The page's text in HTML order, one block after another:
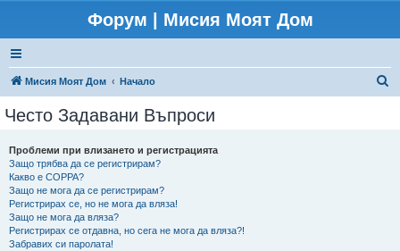
Форум | Мисия Моят Дом
Мисия Моят Дом Начало
Често Задавани Въпроси
Проблеми при влизането и регистрацията
Защо трябва да се регистрирам?
Какво е COPPA?
Защо не мога да се регистрирам?
Регистрирах се, но не мога да вляза!
Защо не мога да вляза?
Регистрирах се отдавна, но сега не мога да вляза?!
Забравих си паролата!